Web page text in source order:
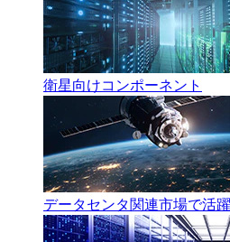
衛星向けコンポーネント
データセンタ関連市場で活